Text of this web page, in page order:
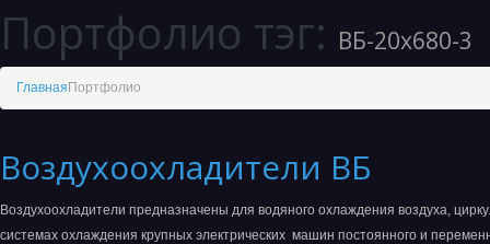
Портфолио тэг: ВБ-20х680-3
Главная Портфолио
Воздухоохладители ВБ
Воздухоохладители предназначены для водяного охлаждения воздуха,
системах охлаждения крупных электрических машин постоянного и